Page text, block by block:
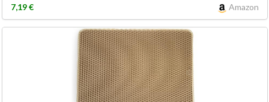
Amazon
7,19 €